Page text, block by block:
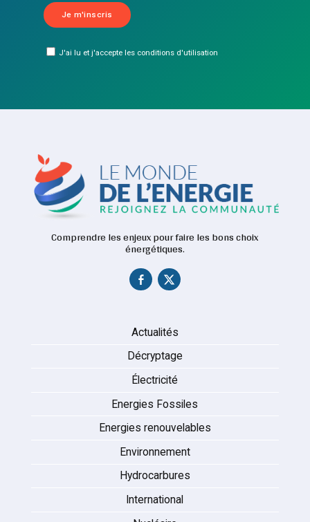
J'ai lu et j'accepte les conditions d'utilisation
Comprendre les enjeux pour faire les bons choix
énergétiques.
Actualités
Décryptage
Électricité
Energies Fossiles
Energies renouvelables
Environnement
Hydrocarbures
International